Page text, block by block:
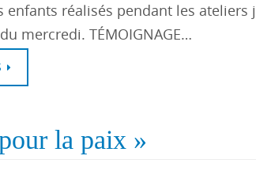
enfants réalisés pendant les ateliers
mercredi. TÉMOIGNAGE…
la paix »